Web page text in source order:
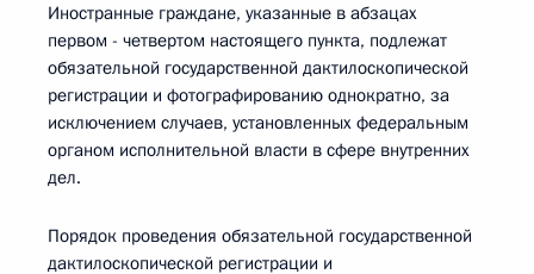
Иностранные граждане, указанные в абзацах
первом - четвертом настоящего пункта, подлежат
обязательной государственной дактилоскопической
регистрации и фотографированию однократно, за
исключением случаев, установленных федеральным
органом исполнительной власти в сфере внутренних
дел.
Порядок проведения обязательной государственной
дактилоскопической регистрации и